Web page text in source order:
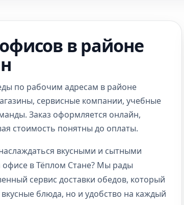
в районе
по рабочим адресам в районе
сервисные компании, учебные
Заказ оформляется онлайн,
стоимость понятны до оплаты.
вкусными и сытными
в Тёплом Стане? Мы рады
сервис доставки обедов, который
блюда, но и удобство на каждый